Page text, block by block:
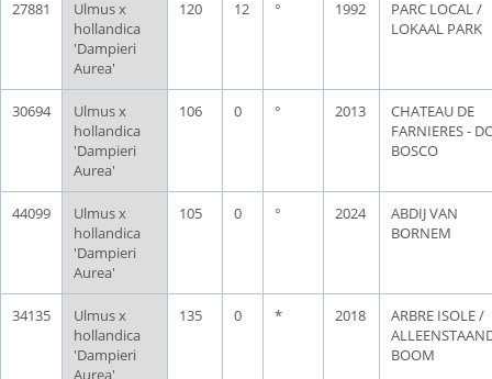
27881
Ulmus x
hollandica
'Dampieri
Aurea'
120 12 ° 1992
PARC LOCAL /
LOKAAL PARK
30694
Ulmus x
hollandica
'Dampieri
Aurea'
106 0 ° 2013
CHATEAU DE
FARNIERES -
BOSCO
44099
Ulmus x
hollandica
'Dampieri
Aurea'
105 0 ° 2024
ABDIJ VAN
BORNEM
34135
Ulmus x
hollandica
'Dampieri
Aurea'
135 0 * 2018
ARBRE ISOLE /
BOOM